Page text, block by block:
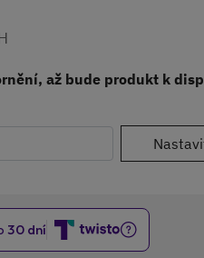
až bude produkt k